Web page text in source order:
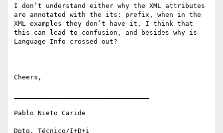
I don’t understand either why the XML attributes
are annotated with the its: prefix, when in the
XML examples they don’t have it, I think that
this can lead to confusion, and besides why is
Language Info crossed out?
Cheers,
Pablo Nieto Caride
Dpto. Técnico/I+D+i